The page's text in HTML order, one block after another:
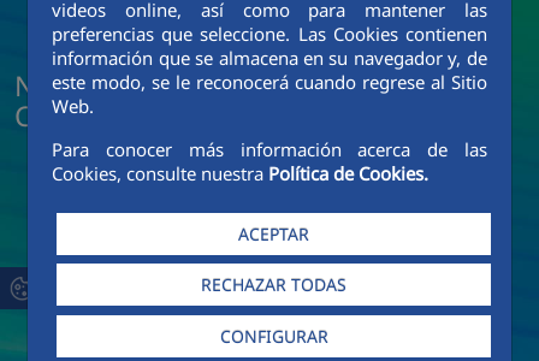
videos online, así como para mantener las
preferencias que seleccione. Las Cookies contienen
información que se almacena en su navegador y, de
este modo, se le reconocerá cuando regrese al Sitio
Web.
Para conocer más información acerca de las
Cookies, consulte nuestra Política de Cookies.
ACEPTAR
RECHAZAR TODAS
CONFIGURAR
Noticias y actualidad de FCC
Construcción